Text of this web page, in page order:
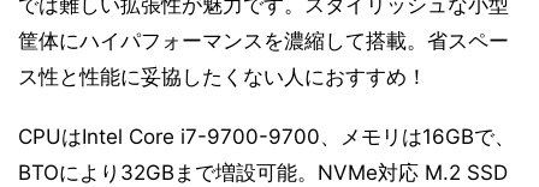
では難しい拡張性が魅力です。スタイリッシュな小型
筐体にハイパフォーマンスを濃縮して搭載。省スペー
ス性と性能に妥協したくない人におすすめ！
CPUはIntel Core i7-9700-9700、メモリは16GBで、
BTOにより32GBまで増設可能。NVMe対応 M.2 SSD